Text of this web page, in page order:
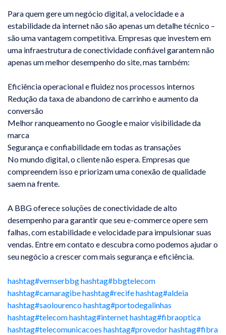
Para quem gere um negócio digital, a velocidade e a
estabilidade da internet não são apenas um detalhe técnico –
são uma vantagem competitiva. Empresas que investem em
uma infraestrutura de conectividade confiável garantem não
apenas um melhor desempenho do site, mas também:
Eficiência operacional e fluidez nos processos internos
Redução da taxa de abandono de carrinho e aumento da
conversão
Melhor ranqueamento no Google e maior visibilidade da
marca
Segurança e confiabilidade em todas as transações
No mundo digital, o cliente não espera. Empresas que
compreendem isso e priorizam uma conexão de qualidade
saem na frente.
A BBG oferece soluções de conectividade de alto
desempenho para garantir que seu e-commerce opere sem
falhas, com estabilidade e velocidade para impulsionar suas
vendas. Entre em contato e descubra como podemos ajudar o
seu negócio a crescer com mais segurança e eficiência.
hashtag#vemserbbghashtag#bbgtelecom
hashtag#camaragibehashtag#recifehashtag#aldeia
hashtag#saolourencohashtag#portodegalinhas
hashtag#telecomhashtag#internethashtag#fibraoptica
hashtag#telecomunicacoes hashtag#provedorhashtag#fibra